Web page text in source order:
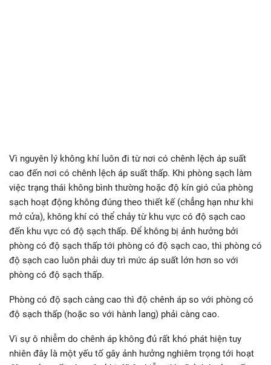
Vì nguyên lý không khí luôn đi từ nơi có chênh lệch áp suất
cao đến nơi có chênh lệch áp suất thấp. Khi phòng sạch làm
việc trạng thái không bình thường hoặc độ kín gió của phòng
sạch hoạt động không đúng theo thiết kế (chẳng hạn như khi
mở cửa), không khí có thể chảy từ khu vực có độ sạch cao
đến khu vực có độ sạch thấp. Để không bị ảnh hưởng bởi
phòng có độ sạch thấp tới phòng có độ sạch cao, thì phòng có
độ sạch cao luôn phải duy trì mức áp suất lớn hơn so với
phòng có độ sạch thấp.
Phòng có độ sạch càng cao thì độ chênh áp so với phòng có
độ sạch thấp (hoặc so với hành lang) phải càng cao.
Vì sự ô nhiễm do chênh áp không đủ rất khó phát hiện tuy
nhiên đây là một yếu tố gây ảnh hưởng nghiêm trọng tới hoạt